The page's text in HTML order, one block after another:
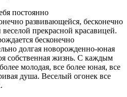
постоянно
развивающейся, бесконечно
прекрасной красавицей.
бесконечно
долгая новорожденно-юная
собственная жизнь. С каждым
молодая, все более юная, все
душа. Веселый огонек все